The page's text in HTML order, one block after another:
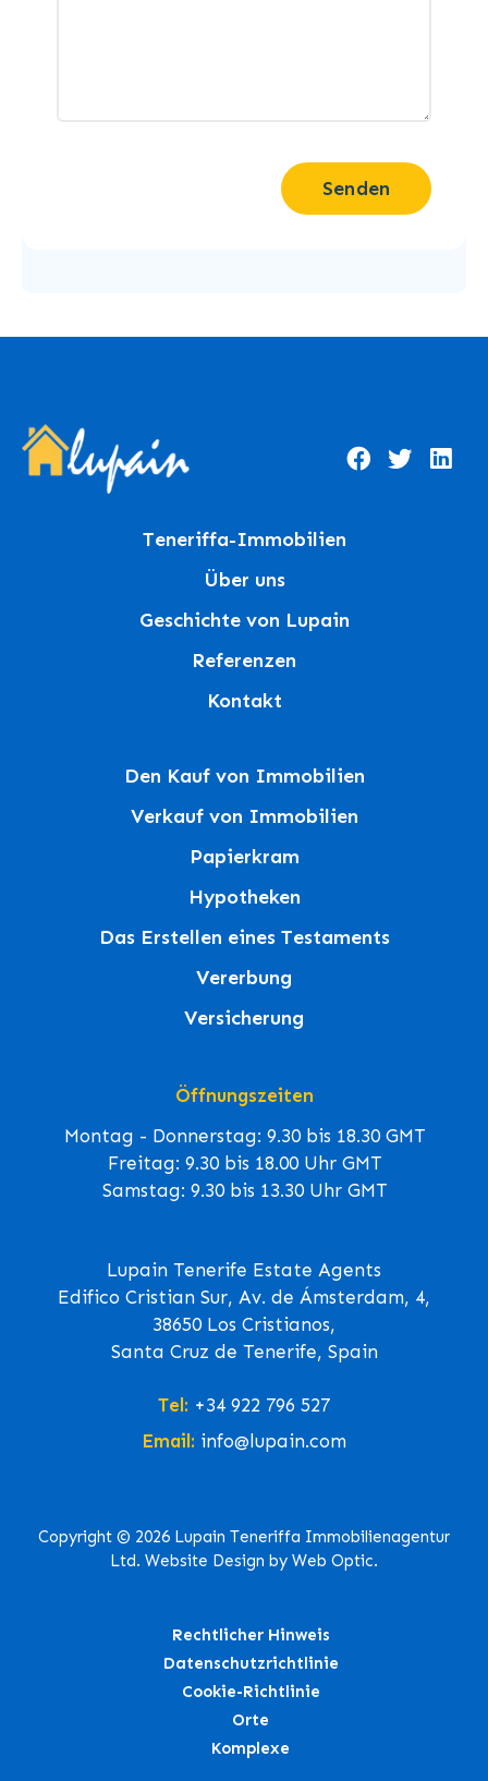
Senden
Teneriffa-Immobilien
Über uns
Geschichte von Lupain
Referenzen
Kontakt
Den Kauf von Immobilien
Verkauf von Immobilien
Papierkram
Hypotheken
Das Erstellen eines Testaments
Vererbung
Versicherung
Öffnungszeiten
Montag - Donnerstag: 9.30 bis 18.30 GMT
Freitag: 9.30 bis 18.00 Uhr GMT
Samstag: 9.30 bis 13.30 Uhr GMT
Lupain Tenerife Estate Agents
Edifico Cristian Sur, Av. de Ámsterdam, 4,
38650 Los Cristianos,
Santa Cruz de Tenerife, Spain
Tel: +34 922 796 527
Email: info@lupain.com
Copyright © 2026 Lupain Teneriffa Immobilienagentur
Ltd. Website Design by Web Optic.
Rechtlicher Hinweis
Datenschutzrichtlinie
Cookie-Richtlinie
Orte
Komplexe